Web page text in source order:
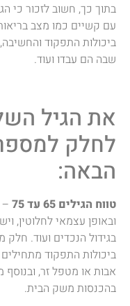
בתוך כך, חשוב לזכור כי
עם קשיים כמו מצב
ביכולות התפקוד
שבה הם עבדו ועוד.
את הגיל
לחלק
הבאה:
טווח הגילים 65 עד 75
–
ובאופן עצמאי לחלוטין,
בגידול הנכדים ועוד. חלק
ביכולות התפקוד מתחילים
אבות או מטפל זר,
בהכנסות משק הבית.